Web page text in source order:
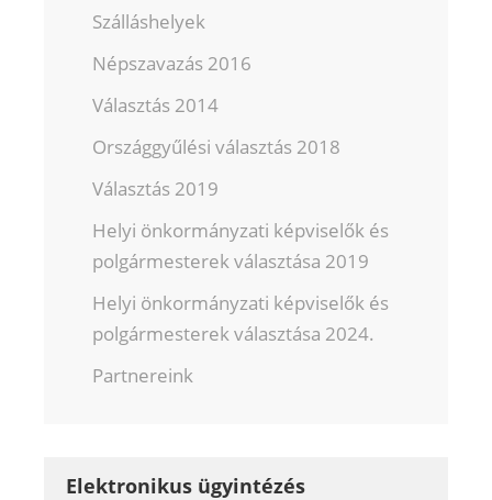
Szálláshelyek
Népszavazás 2016
Választás 2014
Országgyűlési választás 2018
Választás 2019
Helyi önkormányzati képviselők és
polgármesterek választása 2019
Helyi önkormányzati képviselők és
polgármesterek választása 2024.
Partnereink
Elektronikus ügyintézés